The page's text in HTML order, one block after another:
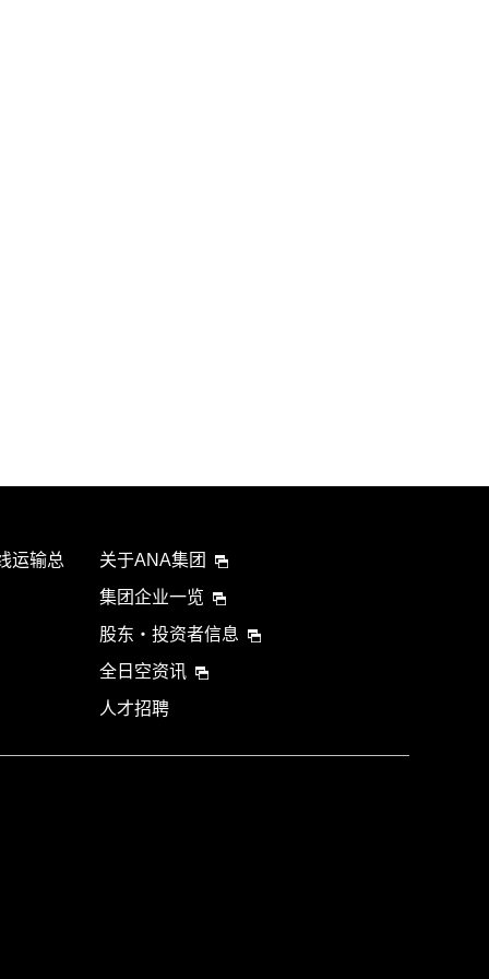
运输总
关于ANA集团
集团企业一览
股东・投资者信息
全日空资讯
人才招聘